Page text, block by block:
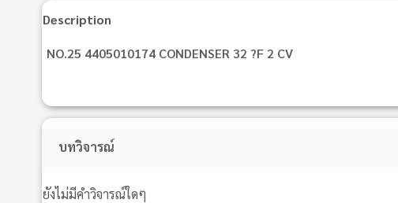
Description
NO.25 4405010174 CONDENSER 32 ?F 2 CV
บทวิจารณ์
ยังไม่มีคำวิจารณ์ใดๆ